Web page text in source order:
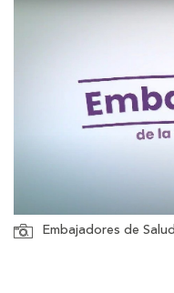
Embajadores de